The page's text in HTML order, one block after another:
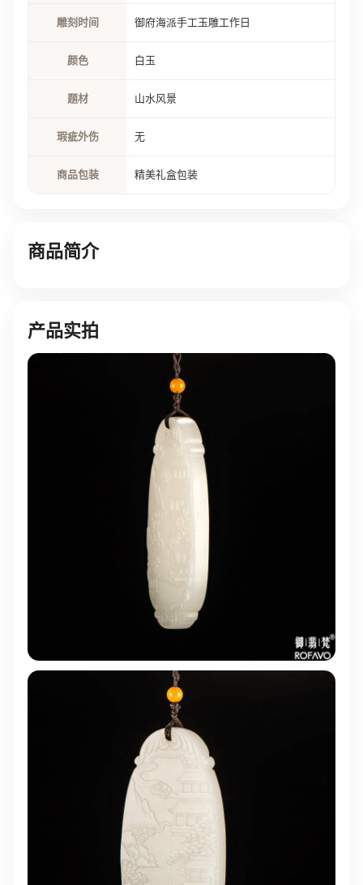
雕刻时间 御府海派手工玉雕工作日
颜色 白玉
题材 山水风景
瑕疵外伤 无
商品包装 精美礼盒包装
商品简介
产品实拍